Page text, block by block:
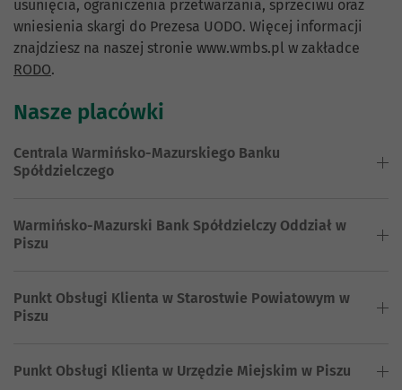
usunięcia, ograniczenia przetwarzania, sprzeciwu oraz
wniesienia skargi do Prezesa UODO. Więcej informacji
znajdziesz na naszej stronie www.wmbs.pl w zakładce
RODO.
Nasze placówki
Centrala Warmińsko-Mazurskiego Banku
Spółdzielczego
Warmińsko-Mazurski Bank Spółdzielczy Oddział w
Piszu
Punkt Obsługi Klienta w Starostwie Powiatowym w
Piszu
Punkt Obsługi Klienta w Urzędzie Miejskim w Piszu